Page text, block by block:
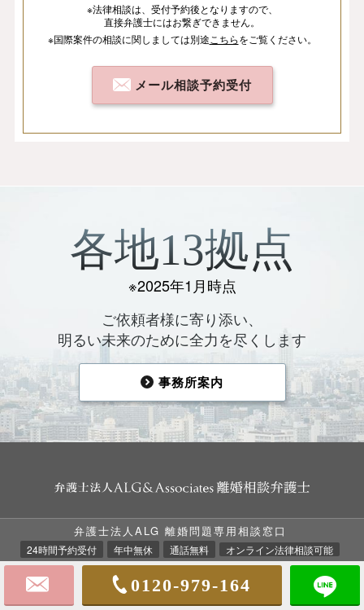
※法律相談は、 受付予約後となりますので、
直接弁護士にはお繋ぎできません。
※国際案件の相談に関しましては別途 こちらをご覧ください。
メール相談予約受付
各地13拠点
※2025年1月時点
ご依頼者様に寄り添い、
明るい未来のために全力を尽くします
事務所案内
TOP 法律相談の流れ
ALGの強み
ALGについて
お客様の声
弁護士法人ALG 離婚問題専用相談窓口
24時間予約受付 年中無休 通話無料 オンライン法律相談可能
0120-979-164